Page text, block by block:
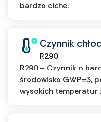
bardzo ciche.
Czynnik
R290
R290 – Czynnik o
środowisko GWP=3,
wysokich temperatur